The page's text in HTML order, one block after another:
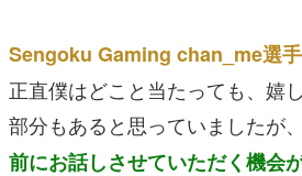
Sengoku Gaming chan_me選手
正直僕はどこと当たっても、嬉
部分もあると思っていましたが
前にお話しさせていただく機会